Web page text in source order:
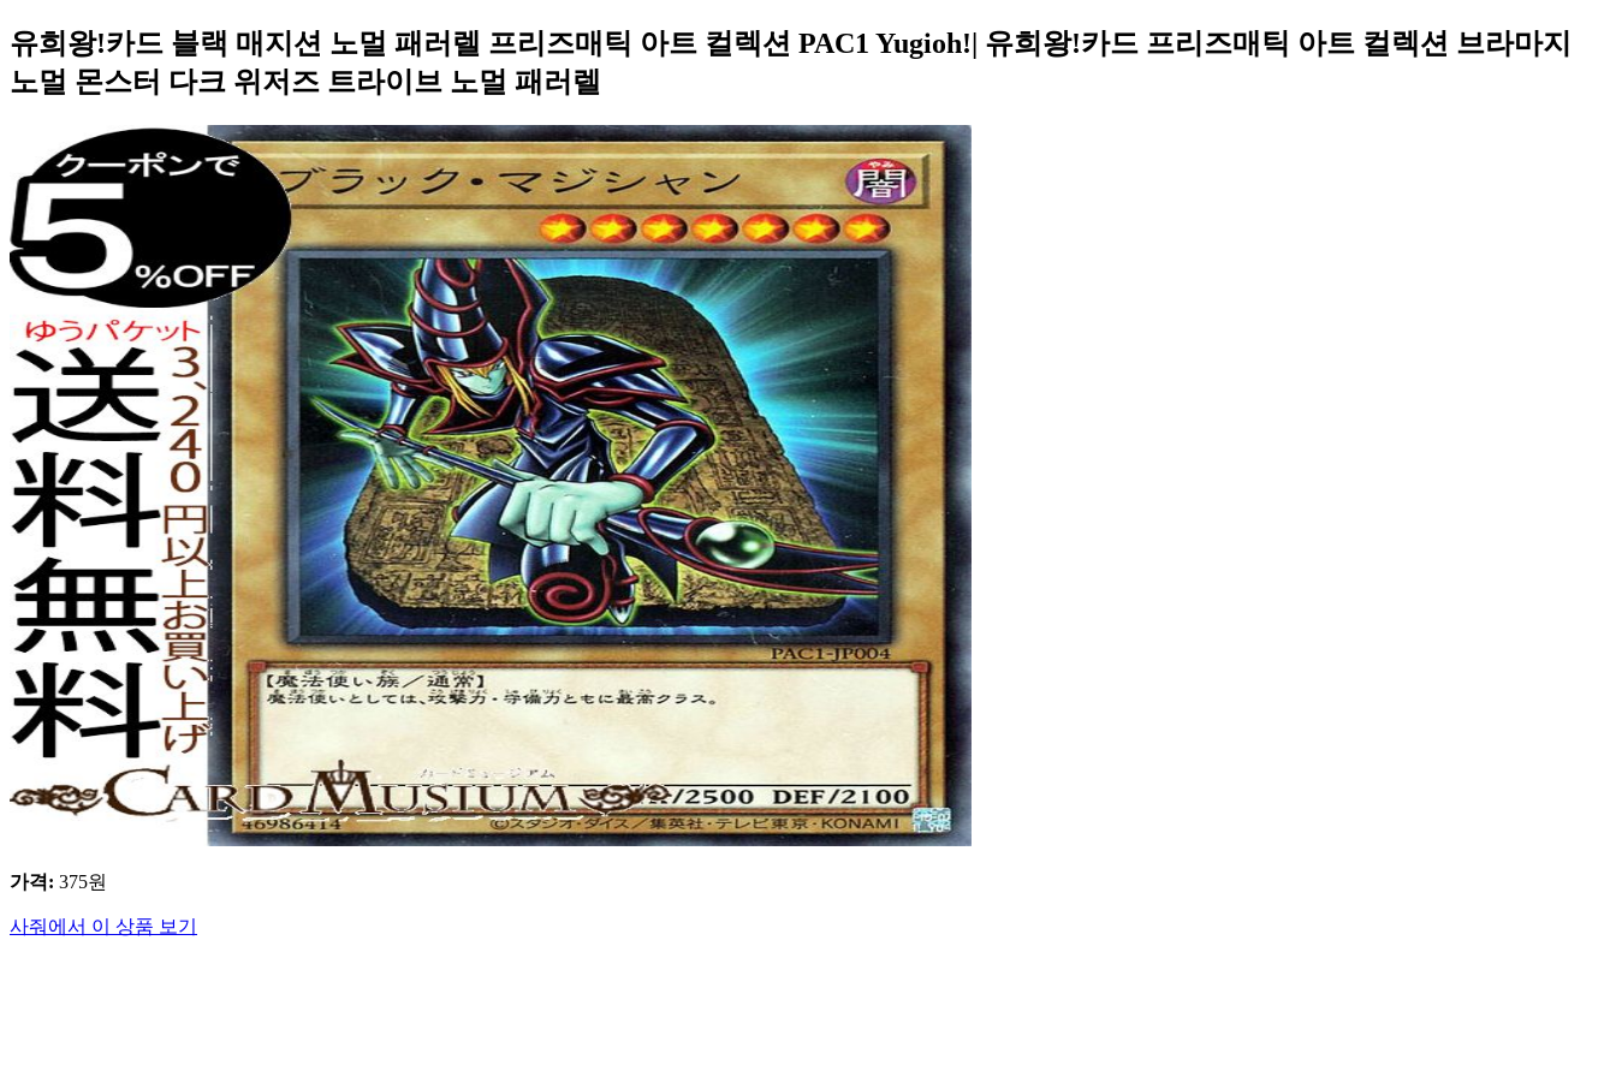
유희왕!카드 블랙 매지션 노멀 패러렐 프리즈매틱 아트 컬렉션 PAC1 Yugioh!| 유희왕!카드 프리즈매틱 아트 컬렉션 브라마지
노멀 몬스터 다크 위저즈 트라이브 노멀 패러렐
가격: 375원
사줘에서 이 상품 보기